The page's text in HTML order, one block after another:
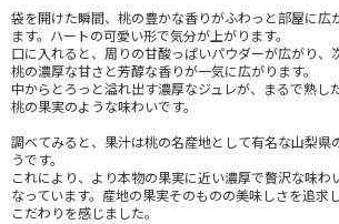
袋を開けた瞬間、桃の豊かな香りがふわっと部屋に広
ます。ハートの可愛い形で気分が上がります。
口に入れると、周りの甘酸っぱいパウダーが広がり、
桃の濃厚な甘さと芳醇な香りが一気に広がります。
中からとろっと溢れ出す濃厚なジュレが、まるで熟し
桃の果実のような味わいです。
調べてみると、果汁は桃の名産地として有名な山梨県
うです。
これにより、より本物の果実に近い濃厚で贅沢な味わ
なっています。産地の果実そのものの美味しさを追求
こだわりを感じました。